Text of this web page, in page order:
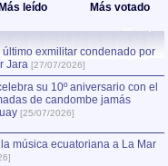
Más leído Más votado
exmilitar condenado por
Jara [27/07/2026]
su 10º aniversario con el
de candombe jamás
[25/07/2026]
música ecuatoriana a La Mar